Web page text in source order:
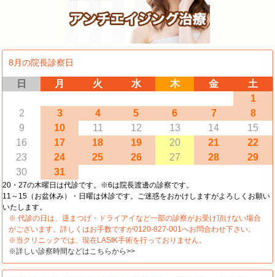
8月の院長診察日
日 月 火 水 木 金
土
1
2
3 4 5 6 7
8
9
10 11 12 13 14
15
16
17 18 19 20 21
22
23
24 25 26 27 28
29
30
31
20・27の木曜日は代診です。※6は院長渡邊の診察です。
11～15（お盆休み）・日曜は休診です。ご迷惑をおかけしますがよろしくお願い
いたします。
※ 代診の日は、逆まつげ・ドライアイなど一部の診察がお受け頂けない場合
がございます。詳しくはお手数ですが0120-827-001へお問合わせ下さい。
※当クリニックでは、現在LASIK手術を行っておりません。
※詳しい診察時間などはこちらから>>